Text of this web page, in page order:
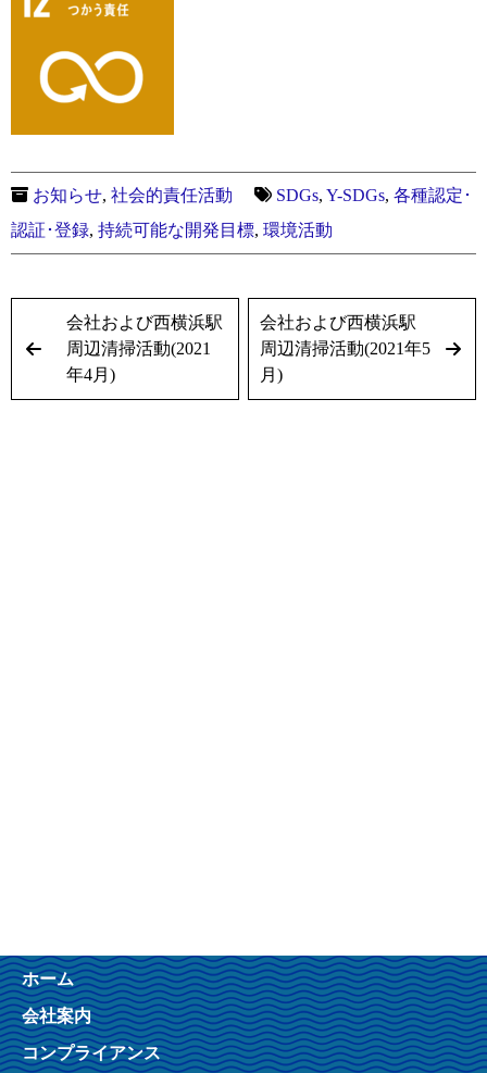
お知らせ, 社会的責任活動 SDGs, Y-SDGs, 各種認定･
認証･登録, 持続可能な開発目標, 環境活動
会社および西横浜駅
周辺清掃活動(2021
年4月)
会社および西横浜駅
周辺清掃活動(2021年5
月)
ホーム
会社案内
コンプライアンス